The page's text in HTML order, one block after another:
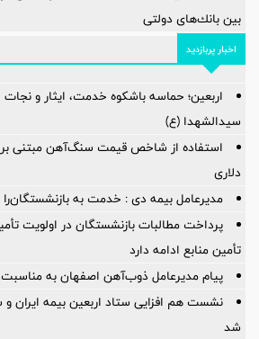
بین بانك‌های دولتی
اخبار پربازدید
اربعین؛ حماسه باشکوه خدمت، ایثار و
سیدالشهدا (ع)
استفاده از شاخص قیمت سنگ‌آهن مبتنی
دلاری
مدیرعامل بیمه دی : خدمت به
پرداخت مطالبات بازنشستگان در اولویت
تأمین منابع ادامه دارد
پیام مدیرعامل ذوب‌آهن اصفهان به مناسبت
نشست هم افزایی ستاد اربعین بیمه ایران و
شد